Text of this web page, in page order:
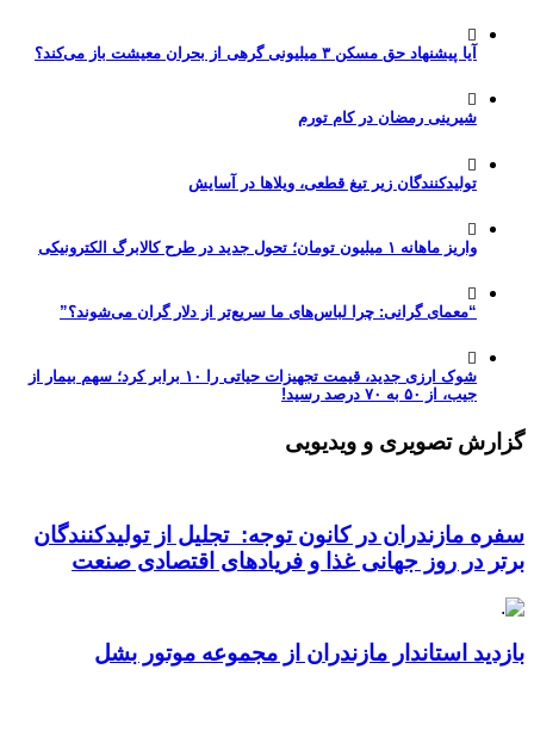
آیا پیشنهاد حق مسکن ۳ میلیونی گرهی از بحران معیشت باز می‌کند؟
شیرینی رمضان در کام تورم
تولیدکنندگان زیر تیغ قطعی، ویلاها در آسایش
واریز ماهانه ۱ میلیون تومان؛ تحول جدید در طرح کالابرگ الکترونیکی
“معمای گرانی: چرا لباس‌های ما سریع‌تر از دلار گران می‌شوند؟”
شوک ارزی جدید، قیمت تجهیزات حیاتی را ۱۰ برابر کرد؛ سهم بیمار از
جیب، از ۵۰ به ۷۰ درصد رسید!
گزارش تصویری و ویدیویی
سفره مازندران در کانون توجه: تجلیل از تولیدکنندگان
برتر در روز جهانی غذا و فریادهای اقتصادی صنعت
بازدید استاندار مازندران از مجموعه موتور بشل